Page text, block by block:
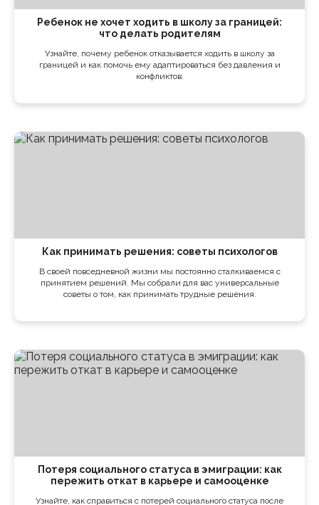
Ребенок не хочет ходить в школу за границей:
что делать родителям
Узнайте, почему ребенок отказывается ходить в школу за
границей и как помочь ему адаптироваться без давления и
конфликтов.
Как принимать решения: советы психологов
В своей повседневной жизни мы постоянно сталкиваемся с
принятием решений. Мы собрали для вас универсальные
советы о том, как принимать трудные решения.
Потеря социального статуса в эмиграции: как
пережить откат в карьере и самооценке
Узнайте, как справиться с потерей социального статуса после